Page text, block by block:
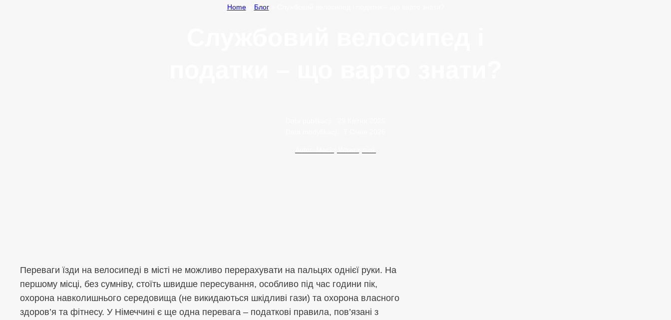
Home» Блог»
Переваги їзди на велосипеді в місті не можливо перерахувати на пальцях однієї руки. На
першому місці, без сумніву, стоїть швидше пересування, особливо під час години пік,
охорона навколишнього середовища (не викидаються шкідливі гази) та охорона власного
здоров’я та фітнесу. У Німеччині є ще одна перевага – податкові правила, пов’язані з